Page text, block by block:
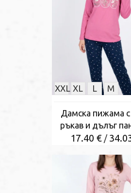
XXL XL L M
Дамска пижама
ръкав и дълъг
17.40 €/